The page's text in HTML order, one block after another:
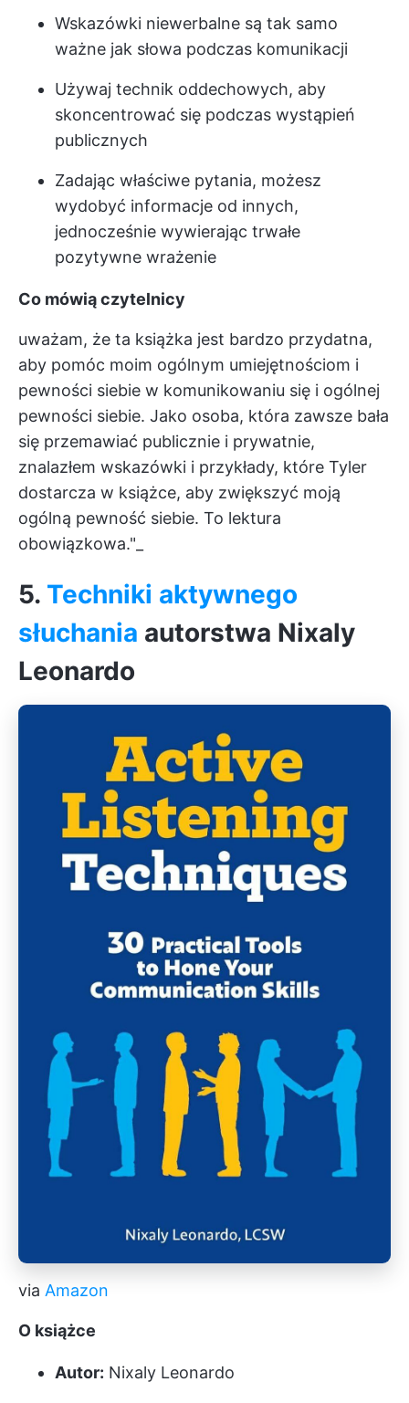
Wskazówki niewerbalne są tak samo
ważne jak słowa podczas komunikacji
Używaj technik oddechowych, aby
skoncentrować się podczas wystąpień
publicznych
Zadając właściwe pytania, możesz
wydobyć informacje od innych,
jednocześnie wywierając trwałe
pozytywne wrażenie
Co mówią czytelnicy
uważam, że ta książka jest bardzo przydatna,
aby pomóc moim ogólnym umiejętnościom i
pewności siebie w komunikowaniu się i ogólnej
pewności siebie. Jako osoba, która zawsze bała
się przemawiać publicznie i prywatnie,
znalazłem wskazówki i przykłady, które Tyler
dostarcza w książce, aby zwiększyć moją
ogólną pewność siebie. To lektura
obowiązkowa."_
5. Techniki aktywnego
słuchania autorstwa Nixaly
Leonardo
via Amazon
O książce
Autor: Nixaly Leonardo